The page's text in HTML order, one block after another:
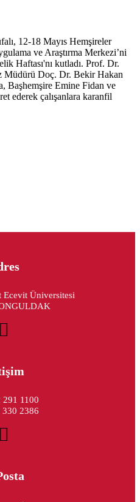
12-18 Mayıs Hemşireler
ve Araştırma Merkezi’ni
Haftası'nı kutladı. Prof. Dr.
Müdürü Doç. Dr. Bekir Hakan
Başhemşire Emine Fidan ve
ederek çalışanlara karanfil
Ecevit Üniversitesi
291 1100
330 2386